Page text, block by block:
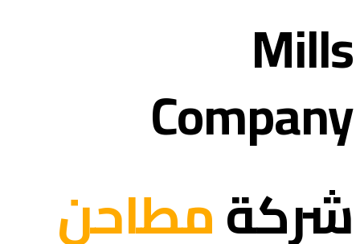
Mills
Company
شركةمطاحن